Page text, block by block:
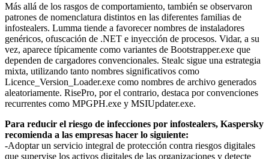
Más allá de los rasgos de comportamiento, también se observaron
patrones de nomenclatura distintos en las diferentes familias de
infostealers. Lumma tiende a favorecer nombres de instaladores
genéricos, ofuscación de .NET e inyección de procesos. Vidar, a su
vez, aparece típicamente como variantes de Bootstrapper.exe que
dependen de cargadores convencionales. Stealc sigue una estrategia
mixta, utilizando tanto nombres significativos como
Licence_Version_Loader.exe como nombres de archivo generados
aleatoriamente. RisePro, por el contrario, destaca por convenciones
recurrentes como MPGPH.exe y MSIUpdater.exe.
Para reducir el riesgo de infecciones por infostealers, Kaspersky
recomienda a las empresas hacer lo siguiente:
-Adoptar un servicio integral de protección contra riesgos digitales
que supervise los activos digitales de las organizaciones y detecte